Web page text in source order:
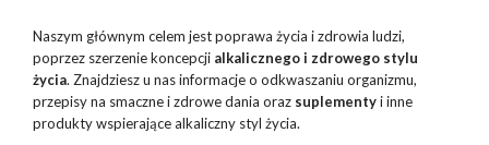
Naszym głównym celem jest poprawa życia i zdrowia ludzi,
poprzez szerzenie koncepcji alkalicznego i zdrowego stylu
życia. Znajdziesz u nas informacje o odkwaszaniu organizmu,
przepisy na smaczne i zdrowe dania oraz suplementyi inne
produkty wspierające alkaliczny styl życia.